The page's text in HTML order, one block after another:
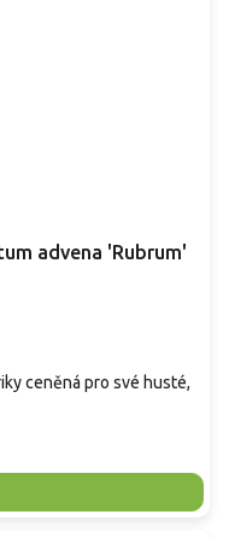
advena 'Rubrum'
ceněná pro své husté,